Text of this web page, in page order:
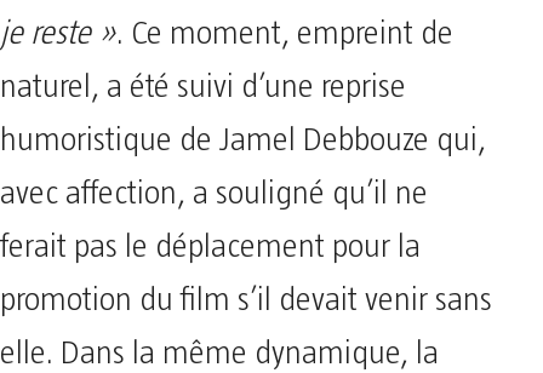
je reste ». Ce moment, empreint de
naturel, a été suivi d’une reprise
humoristique de Jamel Debbouze qui,
avec affection, a souligné qu’il ne
ferait pas le déplacement pour la
promotion du film s’il devait venir sans
elle. Dans la même dynamique, la